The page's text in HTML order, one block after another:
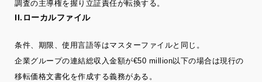
調査の主導権を握り立証責任が転換する。
II.ローカルファイル
条件、期限、使用言語等はマスターファイルと同じ。
企業グループの連結総収入金額が€50 million以下の場合は現行の
移転価格文書化を作成する義務がある。